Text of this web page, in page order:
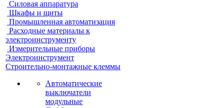
Силовая аппаратура
Шкафы и щиты
Промышленная автоматизация
Расходные материалы к
электроинструменту
Измерительные приборы
Электроинструмент
Строительно-монтажные клеммы
Автоматические
выключатели
модульные